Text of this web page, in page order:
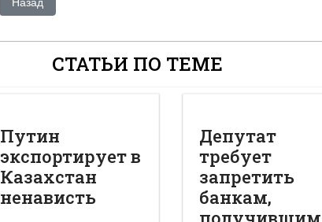
Назад
СТАТЬИ ПО ТЕМЕ
Путин
экспортирует в
Казахстан
ненависть
Депутат
требует
запретить
банкам,